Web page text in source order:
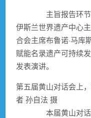
主旨报告环节
伊斯兰世界遗产中心
合会主席布鲁诺·马库
赋能名录遗产可持续
发表演讲。
第五届黄山对话会上
者 孙自法 摄
本届黄山对话